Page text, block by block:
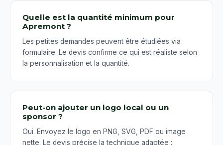
Quelle est la quantité minimum pour
Apremont ?
Les petites demandes peuvent être étudiées via
formulaire. Le devis confirme ce qui est réaliste selon
la personnalisation et la quantité.
Peut-on ajouter un logo local ou un
sponsor ?
Oui. Envoyez le logo en PNG, SVG, PDF ou image
nette. Le devis précise la technique adaptée :